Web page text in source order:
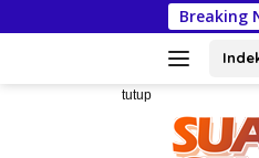
ke
Breaking
tutup